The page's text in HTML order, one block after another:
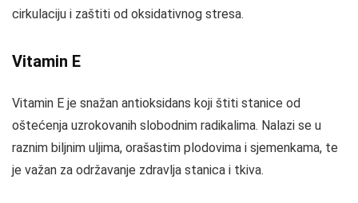
cirkulaciju i zaštiti od oksidativnog stresa.
Vitamin E
Vitamin E je snažan antioksidans koji štiti stanice od
oštećenja uzrokovanih slobodnim radikalima. Nalazi se u
raznim biljnim uljima, orašastim plodovima i sjemenkama, te
je važan za održavanje zdravlja stanica i tkiva.